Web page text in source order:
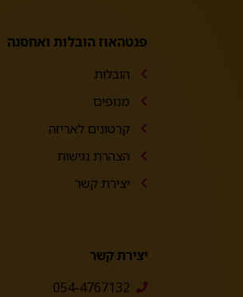
פנטהאוז הובלות ואחסנה
הובלות
מנופים
קרטונים לאריזה
הצהרת נגישות
יצירת קשר
יצירת קשר
054-4767132